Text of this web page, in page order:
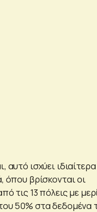
αυτό ισχύει
όπου βρίσκονται οι
τις 13 πόλεις με
50% στα δεδομένα